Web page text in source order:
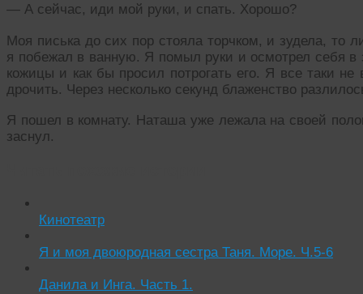
— А сейчас, иди мой руки, и спать. Хорошо?
Моя писька до сих пор стояла торчком, и зудела, то
я побежал в ванную. Я помыл руки и осмотрел себя в
кожицы и как бы просил потрогать его. Я все таки
дрочить. Через несколько секунд блаженство
Я пошел в комнату. Наташа уже лежала на своей
заснул.
Кинотеатр
Я и моя двоюродная сестра Таня. Море. Ч.5-6
Данила и Инга. Часть 1.